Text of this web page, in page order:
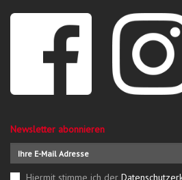
Newsletter abonnieren
Hiermit stimme ich der